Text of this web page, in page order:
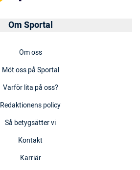
Om Sportal
Om oss
Möt oss på Sportal
Varför lita på oss?
Redaktionens policy
Så betygsätter vi
Kontakt
Karriär